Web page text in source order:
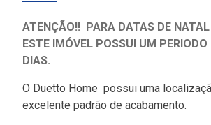
ATENÇÃO!! PARA DATAS DE NATAL
ESTE IMÓVEL POSSUI UM
DIAS.
O Duetto Home possui uma
excelente padrão de acabamento.